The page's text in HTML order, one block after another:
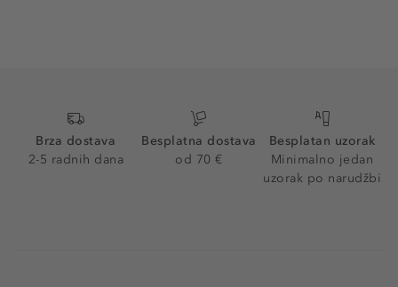
Brza dostava
2-5 radnih dana
Besplatna dostava
od 70 €
Besplatan uzorak
Minimalno jedan
uzorak po narudžbi